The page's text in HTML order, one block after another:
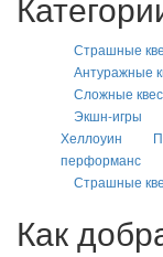
Страшные
Антуражные
Сложные
Экшн-игры
Хеллоуин
перформанс
Страшные
Как